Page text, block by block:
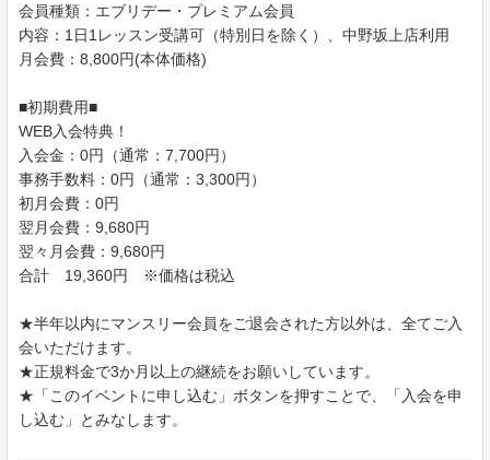
会員種類：エブリデー・プレミアム会員
内容：1日1レッスン受講可（特別日を除く）、中野坂上店利用
月会費：8,800円(本体価格)
■初期費用■
WEB入会特典！
入会金：0円（通常：7,700円）
事務手数料：0円（通常：3,300円）
初月会費：0円
翌月会費：9,680円
翌々月会費：9,680円
合計 19,360円 ※価格は税込
★半年以内にマンスリー会員をご退会された方以外は、全てご入
会いただけます。
★正規料金で3か月以上の継続をお願いしています。
★「このイベントに申し込む」ボタンを押すことで、「入会を申
し込む」とみなします。